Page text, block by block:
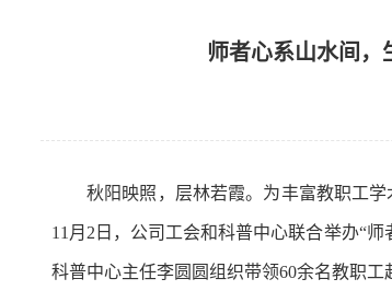
师者心系山水间
秋阳映照，层林若霞。为丰富教职工
11月2日， 公司工会和科普中心联合举办“
科普中心主任李圆圆组织带领60余名教职工